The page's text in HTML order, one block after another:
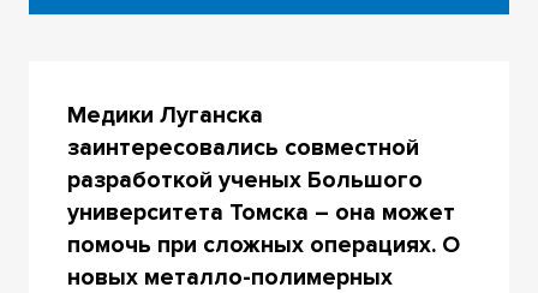
Медики Луганска
заинтересовались совместной
разработкой ученых Большого
университета Томска – она может
помочь при сложных операциях. О
новых металло-полимерных